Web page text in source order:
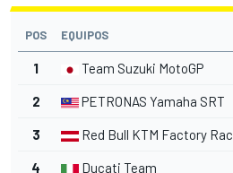
POS EQUIPOS
1 Team Suzuki MotoGP
2 PETRONAS Yamaha SRT
3 Red Bull KTM Factory
4 Ducati Team